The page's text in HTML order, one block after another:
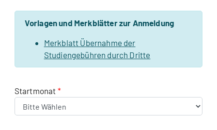
Vorlagen und Merkblätter zur Anmeldung
Merkblatt Übernahme der
Studiengebühren durch Dritte
Startmonat